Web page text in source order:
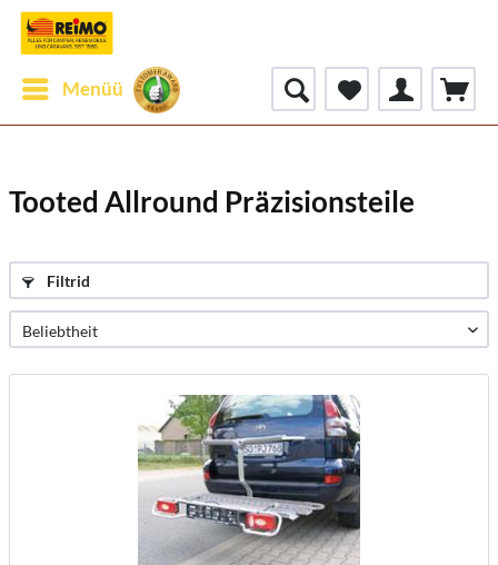
Menüü
Tooted Allround Präzisionsteile
Filtrid